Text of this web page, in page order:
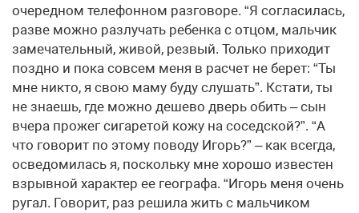
очередном телефонном разговоре. “Я согласилась,
разве можно разлучать ребенка с отцом, мальчик
замечательный, живой, резвый. Только приходит
поздно и пока совсем меня в расчет не берет: “Ты
мне никто, я свою маму буду слушать”. Кстати, ты
не знаешь, где можно дешево дверь обить – сын
вчера прожег сигаретой кожу на соседской?”. “А
что говорит по этому поводу Игорь?” – как всегда,
осведомилась я, поскольку мне хорошо известен
взрывной характер ее географа. “Игорь меня очень
ругал. Говорит, раз решила жить с мальчиком